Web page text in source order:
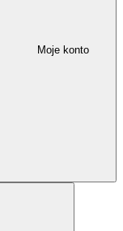
Moje konto